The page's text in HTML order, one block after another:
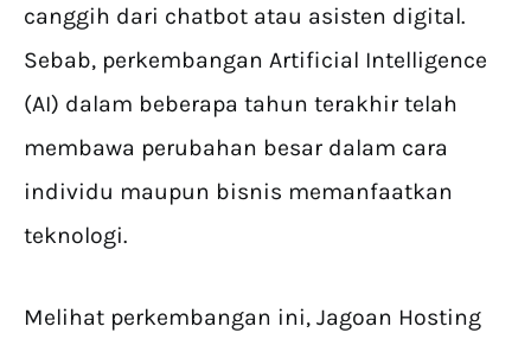
canggih dari chatbot atau asisten digital.
Sebab, perkembangan Artificial Intelligence
(AI) dalam beberapa tahun terakhir telah
membawa perubahan besar dalam cara
individu maupun bisnis memanfaatkan
teknologi.
Melihat perkembangan ini, Jagoan Hosting